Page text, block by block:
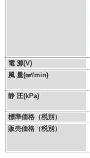
電 源(V)
風 量(㎣/min)
静 圧(kPa)
標準価格（税別）
販売価格（税別）